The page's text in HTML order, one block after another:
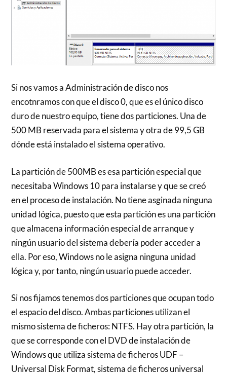
Si nos vamos a Administración de disco nos
encotnramos con que el disco 0, que es el único disco
duro de nuestro equipo, tiene dos particiones. Una de
500 MB reservada para el sistema y otra de 99,5 GB
dónde está instalado el sistema operativo.
La partición de 500MB es esa partición especial que
necesitaba Windows 10 para instalarse y que se creó
en el proceso de instalación. No tiene asginada ninguna
unidad lógica, puesto que esta partición es una partición
que almacena información especial de arranque y
ningún usuario del sistema debería poder acceder a
ella. Por eso, Windows no le asigna ninguna unidad
lógica y, por tanto, ningún usuario puede acceder.
Si nos fijamos tenemos dos particiones que ocupan todo
el espacio del disco. Ambas particiones utilizan el
mismo sistema de ficheros: NTFS. Hay otra partición, la
que se corresponde con el DVD de instalación de
Windows que utiliza sistema de ficheros UDF –
Universal Disk Format, sistema de ficheros universal